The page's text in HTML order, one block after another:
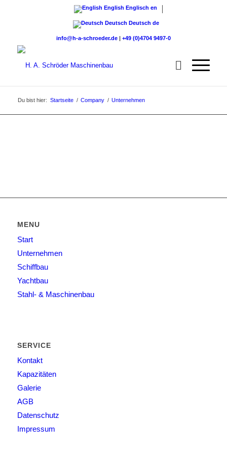
English Englisch en
Deutsch Deutsch de
info@h-a-schroeder.de| +49 (0)4704 9497-0
Du bist hier: Startseite / Company / Unternehmen
MENU
Start
Unternehmen
Schiffbau
Yachtbau
Stahl- & Maschinenbau
SERVICE
Kontakt
Kapazitäten
Galerie
AGB
Datenschutz
Impressum